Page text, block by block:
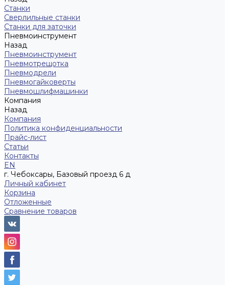
Станки
Сверлильные станки
Станки для заточки
Пневмоинструмент
Назад
Пневмоинструмент
Пневмотрещотка
Пневмодрели
Пневмогайковерты
Пневмошлифмашинки
Компания
Назад
Компания
Политика конфиденциальности
Прайс-лист
Статьи
Контакты
EN
г. Чебоксары, Базовый проезд 6 д
Личный кабинет
Корзина
Отложенные
Сравнение товаров